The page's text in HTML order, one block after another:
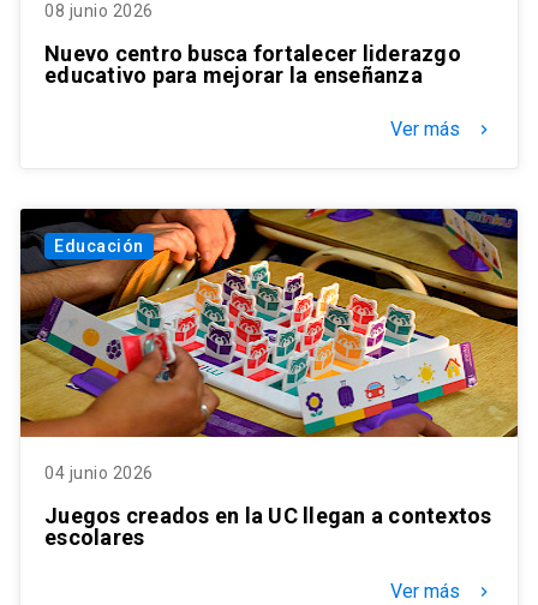
08 junio 2026
Nuevo centro busca fortalecer liderazgo
educativo para mejorar la enseñanza
Ver más keyboard_arrow_right
Educación
04 junio 2026
Juegos creados en la UC llegan a contextos
escolares
Ver más keyboard_arrow_right